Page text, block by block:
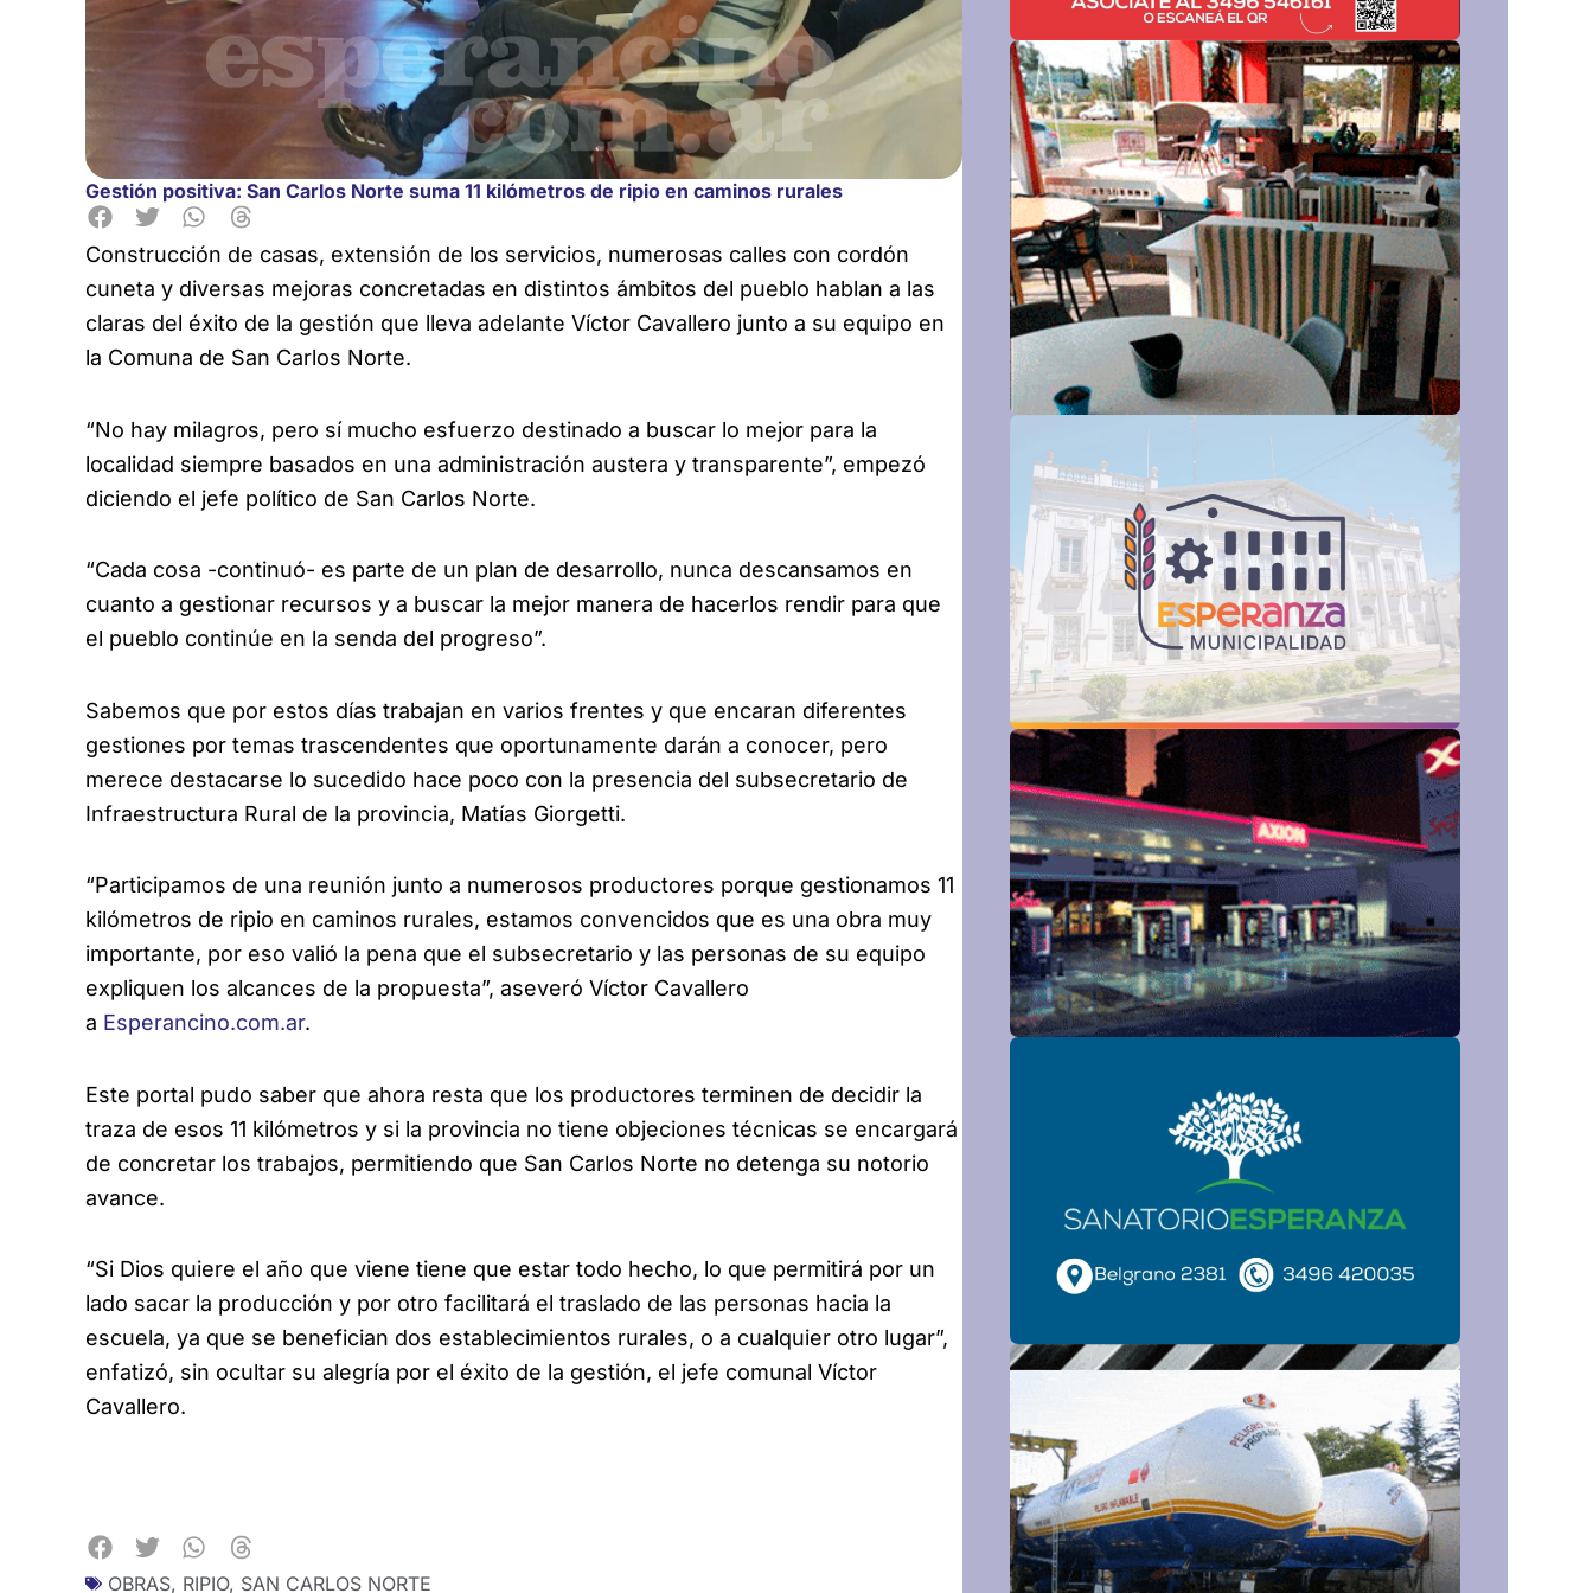
Gestión positiva: San Carlos Norte suma 11 kilómetros de ripio en caminos rurales
Construcción de casas, extensión de los servicios, numerosas calles con cordón
cuneta y diversas mejoras concretadas en distintos ámbitos del pueblo hablan a las
claras del éxito de la gestión que lleva adelante Víctor Cavallero junto a su equipo en
la Comuna de San Carlos Norte.
“No hay milagros, pero sí mucho esfuerzo destinado a buscar lo mejor para la
localidad siempre basados en una administración austera y transparente”, empezó
diciendo el jefe político de San Carlos Norte.
“Cada cosa -continuó- es parte de un plan de desarrollo, nunca descansamos en
cuanto a gestionar recursos y a buscar la mejor manera de hacerlos rendir para que
el pueblo continúe en la senda del progreso”.
Sabemos que por estos días trabajan en varios frentes y que encaran diferentes
gestiones por temas trascendentes que oportunamente darán a conocer, pero
merece destacarse lo sucedido hace poco con la presencia del subsecretario de
Infraestructura Rural de la provincia, Matías Giorgetti.
“Participamos de una reunión junto a numerosos productores porque gestionamos 11
kilómetros de ripio en caminos rurales, estamos convencidos que es una obra muy
importante, por eso valió la pena que el subsecretario y las personas de su equipo
expliquen los alcances de la propuesta”, aseveró Víctor Cavallero
a Esperancino.com.ar.
Este portal pudo saber que ahora resta que los productores terminen de decidir la
traza de esos 11 kilómetros y si la provincia no tiene objeciones técnicas se encargará
de concretar los trabajos, permitiendo que San Carlos Norte no detenga su notorio
avance.
“Si Dios quiere el año que viene tiene que estar todo hecho, lo que permitirá por un
lado sacar la producción y por otro facilitará el traslado de las personas hacia la
escuela, ya que se benefician dos establecimientos rurales, o a cualquier otro lugar”,
enfatizó, sin ocultar su alegría por el éxito de la gestión, el jefe comunal Víctor
Cavallero.
OBRAS, RIPIO, SAN CARLOS NORTE